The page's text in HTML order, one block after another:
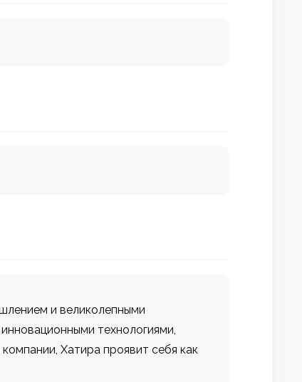
и великолепными
технологиями,
Хатира проявит себя как